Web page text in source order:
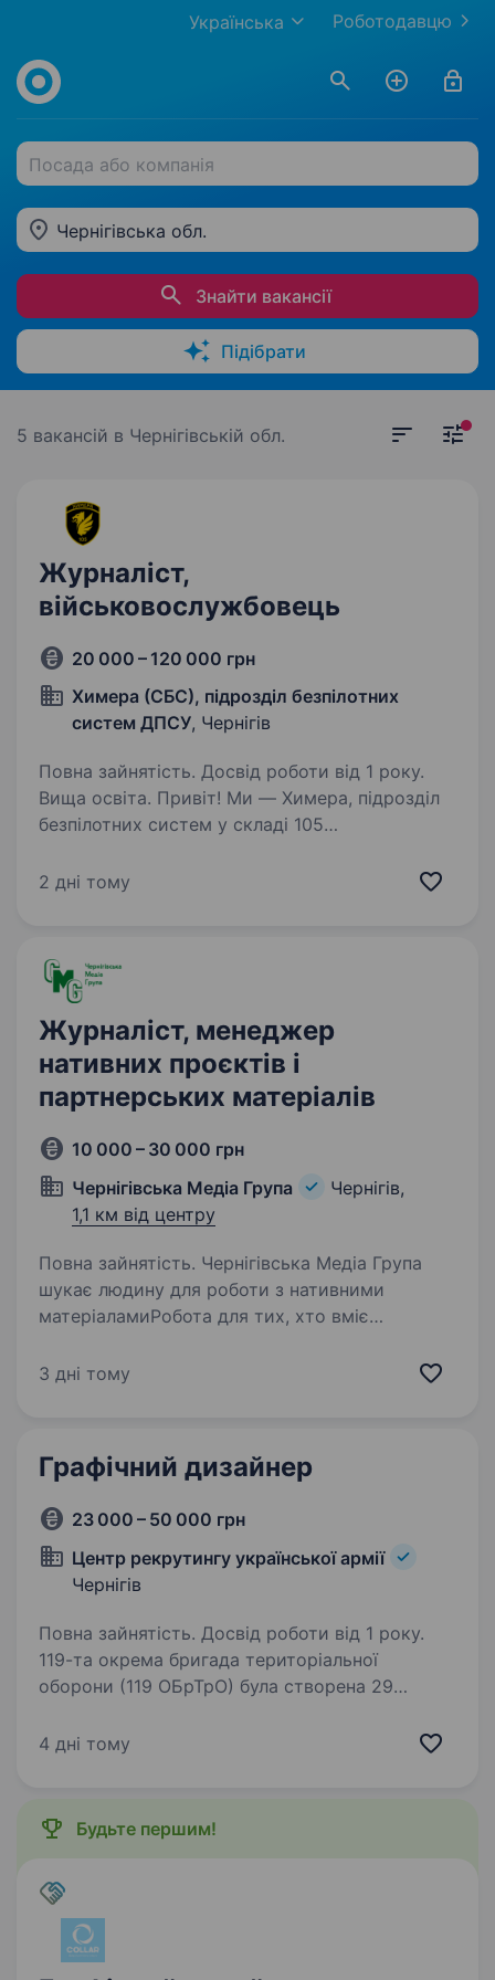
Роботодавцю
Українська
Посада або компанія
Чернігівська обл.
Знайти вакансії
Підібрати
5 вакансій в Чернігівській обл.
Журналіст,
військовослужбовець
20 000 – 120 000 грн
Химера (СБС), підрозділ безпілотних
систем ДПСУ, Чернігів
Повна зайнятість. Досвід роботи від 1 року.
Вища освіта. Привіт! Ми — Химера, підрозділ
безпілотних систем у складі 105
Великого Державної прикордонної служби
2 дні тому
Журналіст, менеджер
нативних проєктів і
партнерських матеріалів
10 000 – 30 000 грн
Чернігівська Медіа Група
Чернігів,
1,1 км від центру
Повна зайнятість. Чернігівська Медіа Група
шукає людину для роботи з нативними
матеріаламиРобота для тих, хто вміє
ідею до результату. Ця вакансія може підійти
3 дні тому
Графічний дизайнер
23 000 – 50 000 грн
Центр рекрутингу української армії
Чернігів
Повна зайнятість. Досвід роботи від 1 року.
119-та окрема бригада територіальної
оборони (119 ОБрТрО) була створена 29
роль в обороні Чернігова та Чернігівської
4 дні тому
Будьте першим!